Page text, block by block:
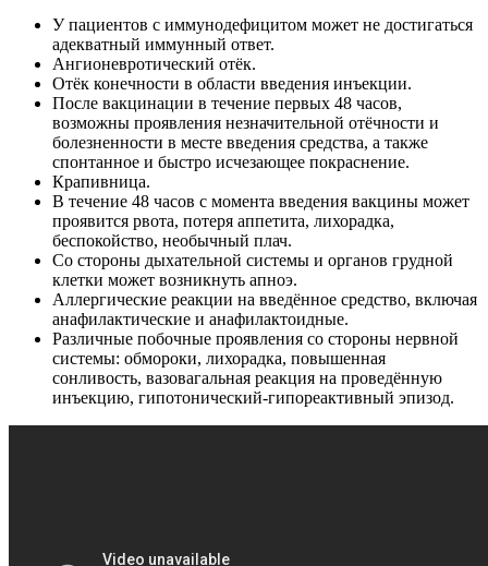
У пациентов с иммунодефицитом может не достигаться
адекватный иммунный ответ.
Ангионевротический отёк.
Отёк конечности в области введения инъекции.
После вакцинации в течение первых 48 часов,
возможны проявления незначительной отёчности и
болезненности в месте введения средства, а также
спонтанное и быстро исчезающее покраснение.
Крапивница.
В течение 48 часов с момента введения вакцины может
проявится рвота, потеря аппетита, лихорадка,
беспокойство, необычный плач.
Со стороны дыхательной системы и органов грудной
клетки может возникнуть апноэ.
Аллергические реакции на введённое средство, включая
анафилактические и анафилактоидные.
Различные побочные проявления со стороны нервной
системы: обмороки, лихорадка, повышенная
сонливость, вазовагальная реакция на проведённую
инъекцию, гипотонический-гипореактивный эпизод.